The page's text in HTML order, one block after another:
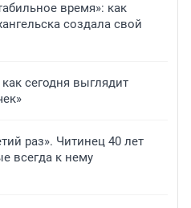
время»: как
создала свой
сегодня выглядит
раз». Читинец 40 лет
всегда к нему